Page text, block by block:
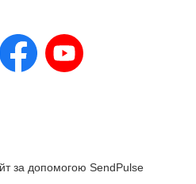
за допомогою SendPulse